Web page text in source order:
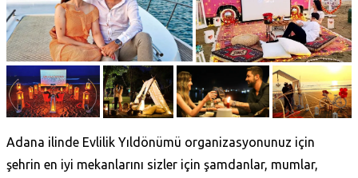
Adana ilinde Evlilik Yıldönümü organizasyonunuz için
şehrin en iyi mekanlarını sizler için şamdanlar, mumlar,